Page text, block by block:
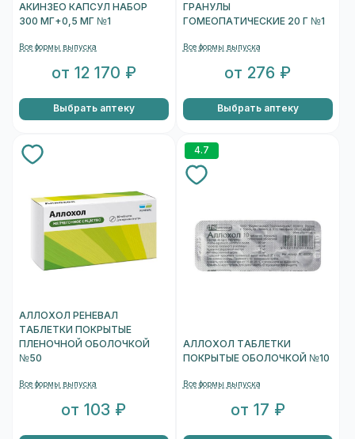
АКИНЗЕО КАПСУЛ НАБОР
300 МГ+0,5 МГ №1
Все формы выпуска
от 12 170 ₽
Выбрать аптеку
ГРАНУЛЫ
ГОМЕОПАТИЧЕСКИЕ 20 Г №1
Все формы выпуска
от 276 ₽
Выбрать аптеку
АЛЛОХОЛ РЕНЕВАЛ
ТАБЛЕТКИ ПОКРЫТЫЕ
ПЛЕНОЧНОЙ ОБОЛОЧКОЙ
№50
Все формы выпуска
от 103 ₽
4.7
АЛЛОХОЛ ТАБЛЕТКИ
ПОКРЫТЫЕ ОБОЛОЧКОЙ №10
Все формы выпуска
от 17 ₽